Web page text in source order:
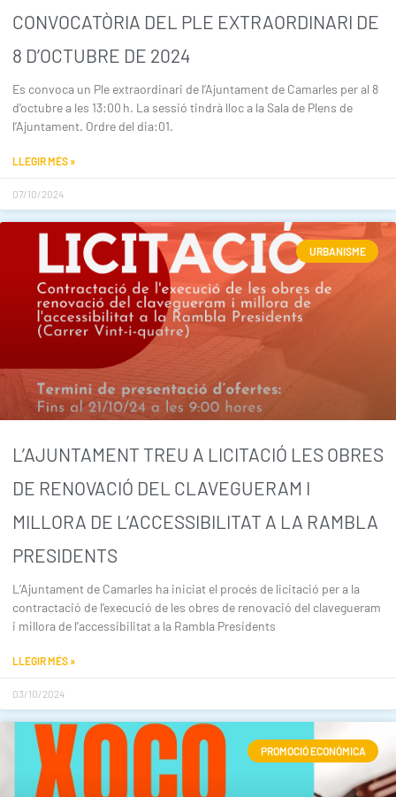
CONVOCATÒRIA DEL PLE EXTRAORDINARI DE
8 D’OCTUBRE DE 2024
Es convoca un Ple extraordinari de l’Ajuntament de Camarles per al 8
d’octubre a les 13:00 h. La sessió tindrà lloc a la Sala de Plens de
l’Ajuntament. Ordre del dia:01.
LLEGIR MÉS »
07/10/2024
URBANISME
L’AJUNTAMENT TREU A LICITACIÓ LES OBRES
DE RENOVACIÓ DEL CLAVEGUERAM I
MILLORA DE L’ACCESSIBILITAT A LA RAMBLA
PRESIDENTS
L’Ajuntament de Camarles ha iniciat el procés de licitació per a la
contractació de l’execució de les obres de renovació del clavegueram
i millora de l’accessibilitat a la Rambla Presidents
LLEGIR MÉS »
03/10/2024
PROMOCIÓ ECONÒMICA